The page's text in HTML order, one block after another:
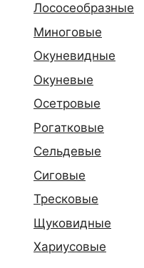
Лососеобразные
Миноговые
Окуневидные
Окуневые
Осетровые
Рогатковые
Сельдевые
Сиговые
Тресковые
Щуковидные
Хариусовые